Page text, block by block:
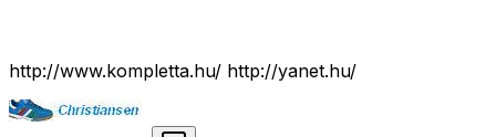
http://www.kompletta.hu/ http://yanet.hu/